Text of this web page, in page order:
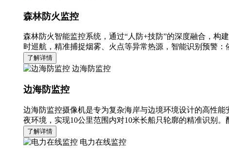
森林防火监控
森林防火智能监控系统，通过“人防+技防”的深度融合，构
时巡航，精准捕捉烟雾、火点等异常热源，智能识别预警
了解详情
边海防监控
边海防监控
边海防监控摄像机是专为复杂海岸与边境环境设计的高性
夜环境，实现10公里范围内对10米长船只轮廓的精准识别
了解详情
电力在线监控